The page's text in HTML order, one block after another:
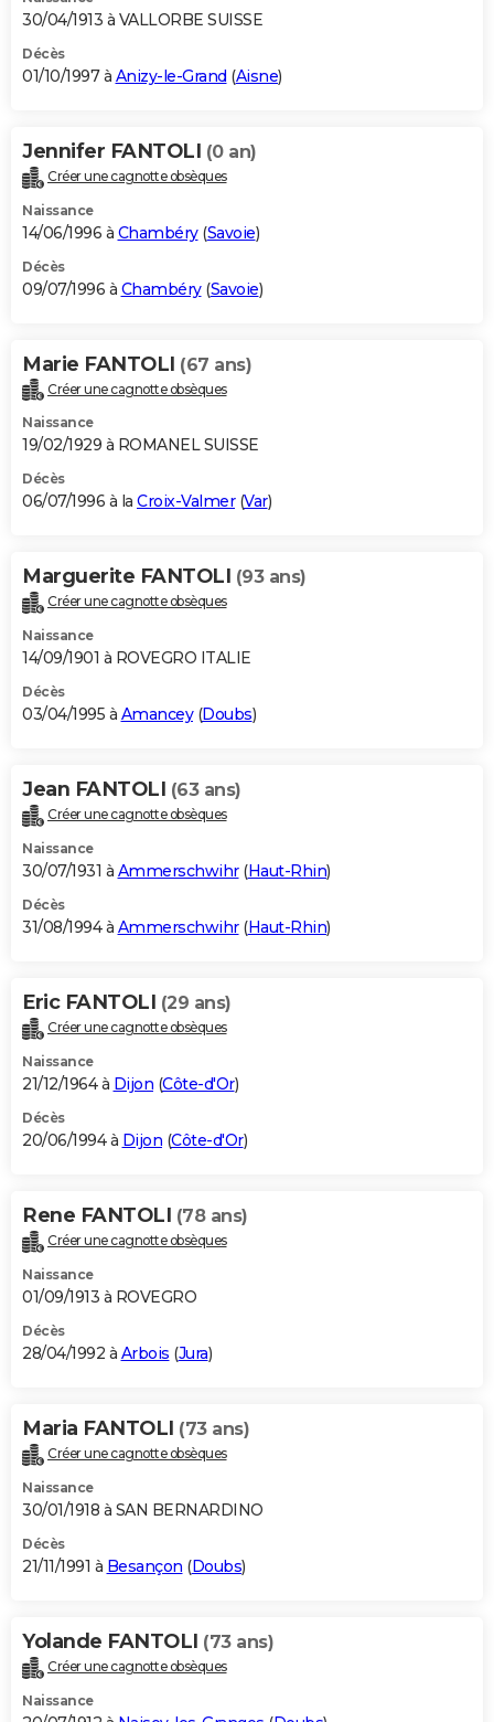
30/04/1913 à VALLORBE SUISSE
Décès
01/10/1997 à Anizy-le-Grand (Aisne)
Jennifer FANTOLI (0 an)
Créer une cagnotte obsèques
Naissance
14/06/1996 à Chambéry(Savoie)
Décès
09/07/1996 à Chambéry(Savoie)
Marie FANTOLI (67 ans)
Créer une cagnotte obsèques
Naissance
19/02/1929 à ROMANEL SUISSE
Décès
06/07/1996 à la Croix-Valmer(Var)
Marguerite FANTOLI (93 ans)
Créer une cagnotte obsèques
Naissance
14/09/1901 à ROVEGRO ITALIE
Décès
03/04/1995 à Amancey(Doubs)
Jean FANTOLI (63 ans)
Créer une cagnotte obsèques
Naissance
30/07/1931 à Ammerschwihr(Haut-Rhin)
Décès
31/08/1994 à Ammerschwihr(Haut-Rhin)
Eric FANTOLI (29 ans)
Créer une cagnotte obsèques
Naissance
21/12/1964 à Dijon (Côte-d'Or)
Décès
20/06/1994 à Dijon (Côte-d'Or)
Rene FANTOLI (78 ans)
Créer une cagnotte obsèques
Naissance
01/09/1913 à ROVEGRO
Décès
28/04/1992 à Arbois (Jura)
Maria FANTOLI (73 ans)
Créer une cagnotte obsèques
Naissance
30/01/1918 à SAN BERNARDINO
Décès
21/11/1991 à Besançon (Doubs)
Yolande FANTOLI (73 ans)
Créer une cagnotte obsèques
Naissance